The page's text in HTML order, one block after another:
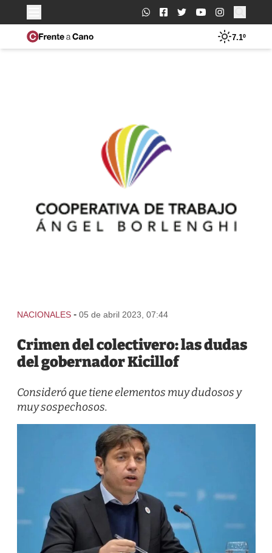
Buscar:
7.1º
NACIONALES - 05 de abril 2023, 07:44
Crimen del colectivero: las dudas
del gobernador Kicillof
Consideró que tiene elementos muy dudosos y
muy sospechosos.